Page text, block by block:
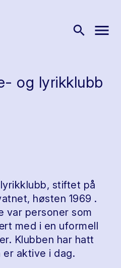
search menu
og lyrikklubb
stiftet på
høsten 1969 .
var personer som
med i en uformell
Klubben har hatt
er aktive i dag.